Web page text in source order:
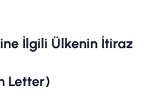
İlgili Ülkenin İtiraz
Letter)